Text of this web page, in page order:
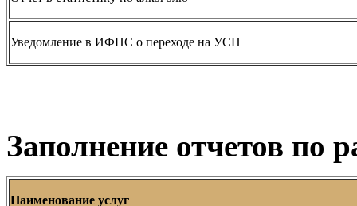
Уведомление в ИФНС о переходе на УСП
Заполнение отчетов по
Наименование услуг